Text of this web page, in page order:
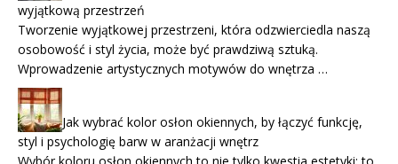
wyjątkową przestrzeń
Tworzenie wyjątkowej przestrzeni, która odzwierciedla naszą
osobowość i styl życia, może być prawdziwą sztuką.
Wprowadzenie artystycznych motywów do wnętrza …
Jak wybrać kolor osłon okiennych, by łączyć funkcję,
styl i psychologię barw w aranżacji wnętrz